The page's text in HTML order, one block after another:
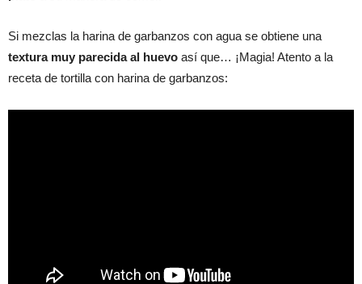
Si mezclas la harina de garbanzos con agua se obtiene una
textura muy parecida al huevo así que… ¡Magia! Atento a la
receta de tortilla con harina de garbanzos: